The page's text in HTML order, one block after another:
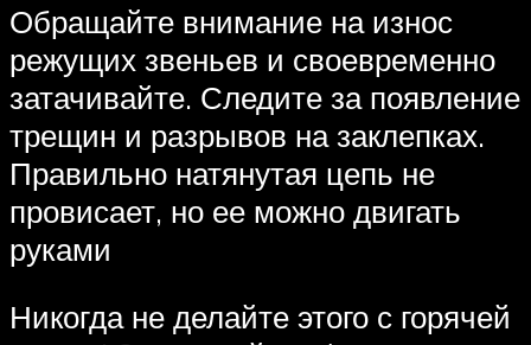
Обращайте внимание на износ
режущих звеньев и своевременно
затачивайте. Следите за появление
трещин и разрывов на заклепках.
Правильно натянутая цепь не
провисает, но ее можно двигать
руками
Никогда не делайте этого с горячей